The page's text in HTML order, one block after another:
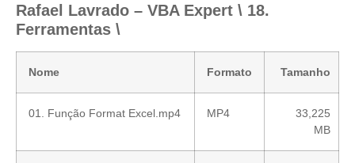
Rafael Lavrado – VBA Expert \ 18.
Ferramentas \
Nome Formato Tamanho
01. Função Format Excel.mp4 MP4
33,225
MB